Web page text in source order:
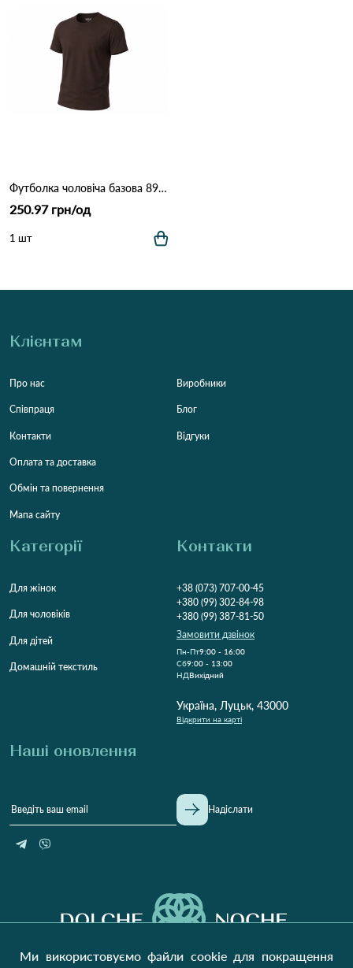
Футболка чоловіча базова 893 Коричневий
250.97 грн/од
1 шт
Клієнтам
Про нас
Співпраця
Контакти
Оплата та доставка
Обмін та повернення
Мапа сайту
Виробники
Блог
Відгуки
Категорії
Для жінок
Для чоловіків
Для дітей
Домашній текстиль
Контакти
+38 (073) 707-00-45
+380 (99) 302-84-98
+380 (99) 387-81-50
Замовити дзвінок
Пн-Пт9:00 - 16:00
Cб9:00 - 13:00
НДВихідний
Україна, Луцьк, 43000
Відкрити на карті
Наші оновлення
Надіслати
Ми використовуємо файли cookie для покращення